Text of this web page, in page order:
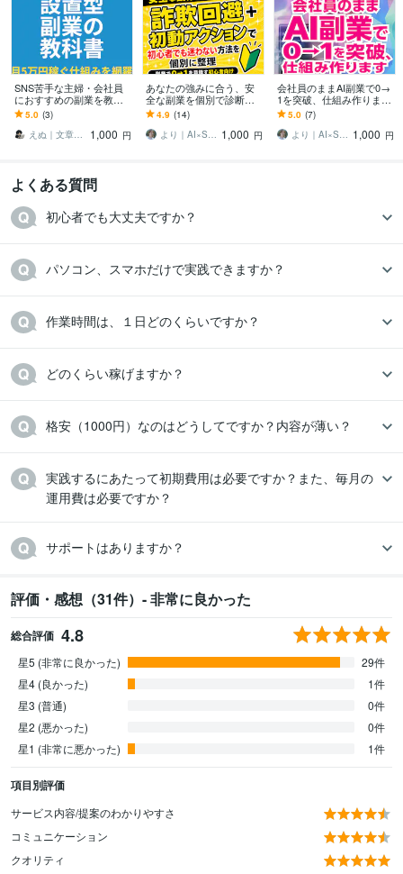
SNS苦手な主婦・会社員
におすすめの副業を教え
ます 【大特価】初心者｜
スマホ｜AI｜在宅｜自動
｜コンテンツ｜起業
5.0 (3)
えぬ｜文章を起点に売上最大化
1,000 円
あなたの強みに合う、安
全な副業を個別で診断し
ます 詐欺回避＋初動アク
ションで初心者でも迷わ
ない方法を個別に整理
4.9 (14)
より｜AI×SNSで会社員副業の実践支援 1,000 円
会社員のままAI副業で0→
1を突破、仕組み作ります
スキル不要／質問に答え
るだけ、あなた専用完全
オーダーメイド
5.0 (7)
より｜AI×SNSで会社員副業の実践支援 1,000 円
よくある質問
初心者でも大丈夫ですか？
パソコン、スマホだけで実践できますか？
作業時間は、１日どのくらいですか？
どのくらい稼げますか？
格安（1000円）なのはどうしてですか？内容が薄い？
実践するにあたって初期費用は必要ですか？また、毎月の
運用費は必要ですか？
サポートはありますか？
評価・感想（31件）- 非常に良かった
総合評価 4.8
星5 (非常に良かった)
29件
星4 (良かった)
1件
星3 (普通)
0件
星2 (悪かった)
0件
星1 (非常に悪かった)
1件
項目別評価
サービス内容/提案のわかりやすさ
コミュニケーション
クオリティ